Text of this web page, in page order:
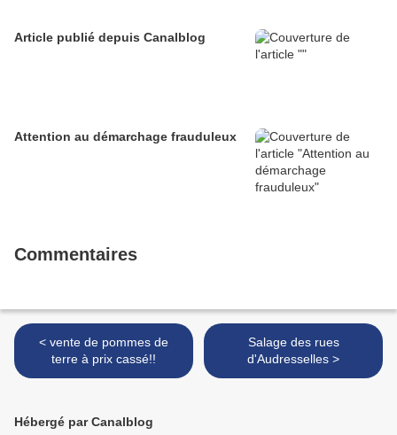
Article publié depuis Canalblog
Attention au démarchage frauduleux
Commentaires
< vente de pommes de
terre à prix cassé!!
Salage des rues
d'Audresselles >
Hébergé par Canalblog